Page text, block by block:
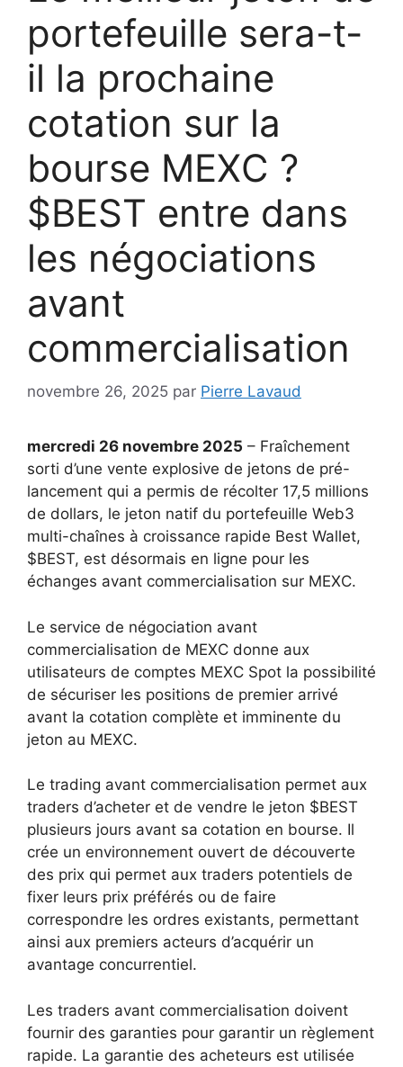
portefeuille sera-t-
il la prochaine
cotation sur la
bourse MEXC ?
$BEST entre dans
les négociations
avant
commercialisation
novembre 26, 2025 par Pierre Lavaud
mercredi 26 novembre 2025 – Fraîchement
sorti d’une vente explosive de jetons de pré-
lancement qui a permis de récolter 17,5 millions
de dollars, le jeton natif du portefeuille Web3
multi-chaînes à croissance rapide Best Wallet,
$BEST, est désormais en ligne pour les
échanges avant commercialisation sur MEXC.
Le service de négociation avant
commercialisation de MEXC donne aux
utilisateurs de comptes MEXC Spot la possibilité
de sécuriser les positions de premier arrivé
avant la cotation complète et imminente du
jeton au MEXC.
Le trading avant commercialisation permet aux
traders d’acheter et de vendre le jeton $BEST
plusieurs jours avant sa cotation en bourse. Il
crée un environnement ouvert de découverte
des prix qui permet aux traders potentiels de
fixer leurs prix préférés ou de faire
correspondre les ordres existants, permettant
ainsi aux premiers acteurs d’acquérir un
avantage concurrentiel.
Les traders avant commercialisation doivent
fournir des garanties pour garantir un règlement
rapide. La garantie des acheteurs est utilisée